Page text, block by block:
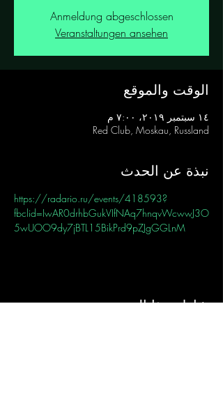
Anmeldung abgeschlossen
Veranstaltungen ansehen
الوقت والموقع
١٤ سبتمبر ٢٠١٩، ٧:٠٠ م
Red Club, Moskau, Russland
نبذة عن الحدث
https://radario.ru/events/418593?
fbclid=IwAR0drhbGukVIfNAq7hnqvWcwwJ3O
5wUOO9dy7jBTL15BikPrd9pZJgGGLnM
شارِك هذا الحدث